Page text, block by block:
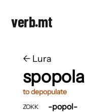
verb.mt
← ​​Lura
spopola
to depopulate
ZOKK -popol-